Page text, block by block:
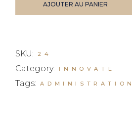
AJOUTER AU PANIER
SKU: 24
Category: INNOVATE
Tags: ADMINISTRATION